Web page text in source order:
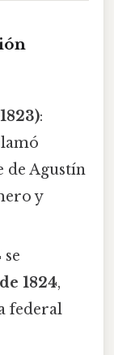
:
de Agustín
y
se
1824,
federal